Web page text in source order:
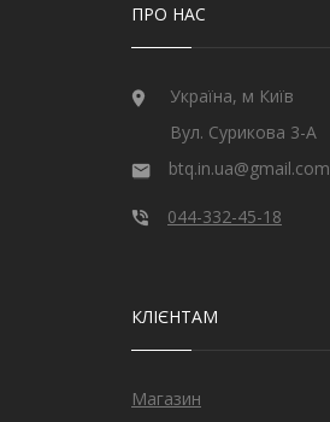
ПРО НАС
Україна, м Київ
Вул. Сурикова 3-А
btq.in.ua@gmail.com
044-332-45-18
КЛІЄНТАМ
Магазин